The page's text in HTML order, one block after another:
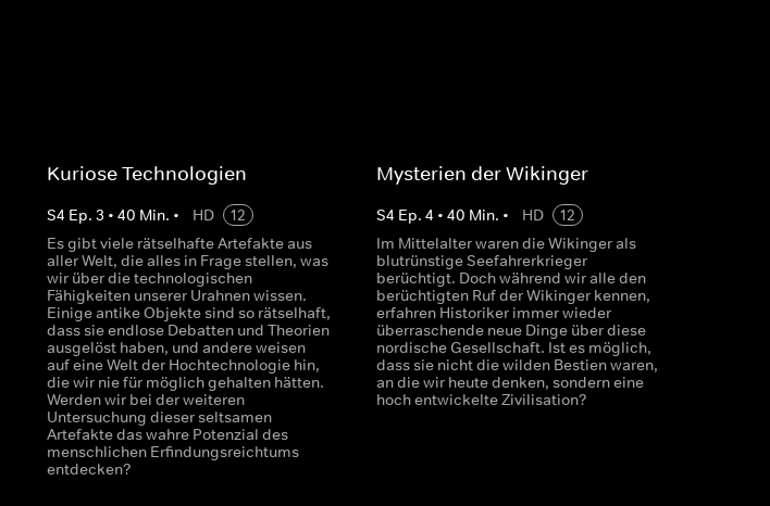
Kuriose Technologien
S4 Ep. 3 • 40 Min. • HD
12
Es gibt viele rätselhafte Artefakte aus
aller Welt, die alles in Frage stellen, was
wir über die technologischen
Fähigkeiten unserer Urahnen wissen.
Einige antike Objekte sind so rätselhaft,
dass sie endlose Debatten und Theorien
ausgelöst haben, und andere weisen
auf eine Welt der Hochtechnologie hin,
die wir nie für möglich gehalten hätten.
Werden wir bei der weiteren
Untersuchung dieser seltsamen
Artefakte das wahre Potenzial des
menschlichen Erfindungsreichtums
entdecken?
Mysterien der Wikinger
S4 Ep. 4 • 40 Min. • HD
12
Im Mittelalter waren die Wikinger als
blutrünstige Seefahrerkrieger
berüchtigt. Doch während wir alle den
berüchtigten Ruf der Wikinger kennen,
erfahren Historiker immer wieder
überraschende neue Dinge über diese
nordische Gesellschaft. Ist es möglich,
dass sie nicht die wilden Bestien waren,
an die wir heute denken, sondern eine
hoch entwickelte Zivilisation?